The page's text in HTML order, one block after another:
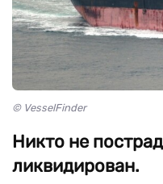
© VesselFinder
Никто не
ликвидирован.